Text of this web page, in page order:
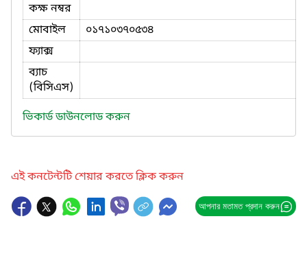
কক্ষ নম্বর
মোবাইল
০১৭১০৩৭০৫৩৪
ফ্যাক্স
ব্যাচ
(বিসিএস)
ভিকার্ড ডাউনলোড করুন
এই কনটেন্টটি শেয়ার করতে ক্লিক করুন
আপনার মতামত প্রদান করুন